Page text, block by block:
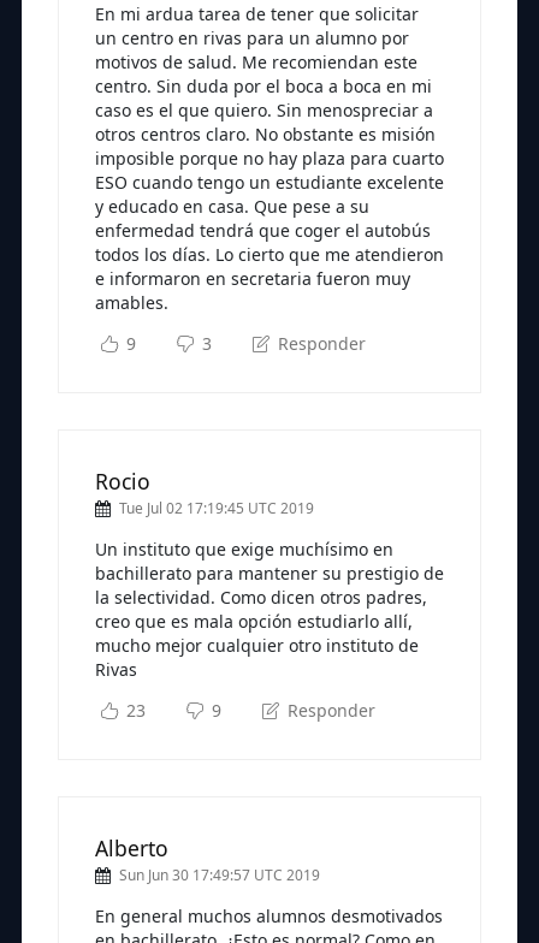
En mi ardua tarea de tener que solicitar
un centro en rivas para un alumno por
motivos de salud. Me recomiendan este
centro. Sin duda por el boca a boca en mi
caso es el que quiero. Sin menospreciar a
otros centros claro. No obstante es misión
imposible porque no hay plaza para cuarto
ESO cuando tengo un estudiante excelente
y educado en casa. Que pese a su
enfermedad tendrá que coger el autobús
todos los días. Lo cierto que me atendieron
e informaron en secretaria fueron muy
amables.
9
3 Responder
Rocio
Tue Jul 02 17:19:45 UTC 2019
Un instituto que exige muchísimo en
bachillerato para mantener su prestigio de
la selectividad. Como dicen otros padres,
creo que es mala opción estudiarlo allí,
mucho mejor cualquier otro instituto de
Rivas
23
9 Responder
Alberto
Sun Jun 30 17:49:57 UTC 2019
En general muchos alumnos desmotivados